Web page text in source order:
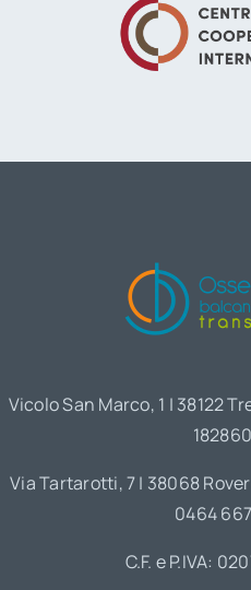
Vicolo San Marco, 1 | 38122
Via Tartarotti, 7 | 38068
0464
C.F. e P.IVA: